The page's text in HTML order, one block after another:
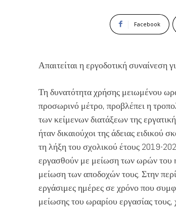
Facebook
Απαιτείται η εργοδοτική συναίνεση
Τη δυνατότητα χρήσης μειωμένου
προσωρινό μέτρο, προβλέπει η
των κείμενων διατάξεων της
ήταν δικαιούχοι της άδειας ειδικού
τη λήξη του σχολικού έτους 2019-
εργασθούν με μείωση των ωρών του
μείωση των αποδοχών τους. Στην
εργάσιμες ημέρες σε χρόνο που
μείωσης του ωραρίου εργασίας